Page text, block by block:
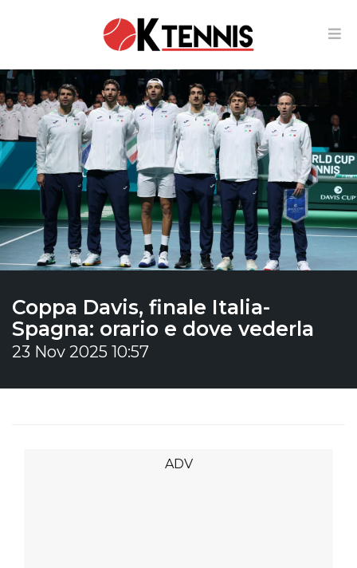
Coppa Davis, finale Italia-
Spagna: orario e dove vederla
23 Nov 2025 10:57